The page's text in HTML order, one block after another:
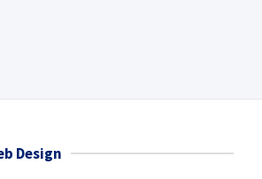
Design